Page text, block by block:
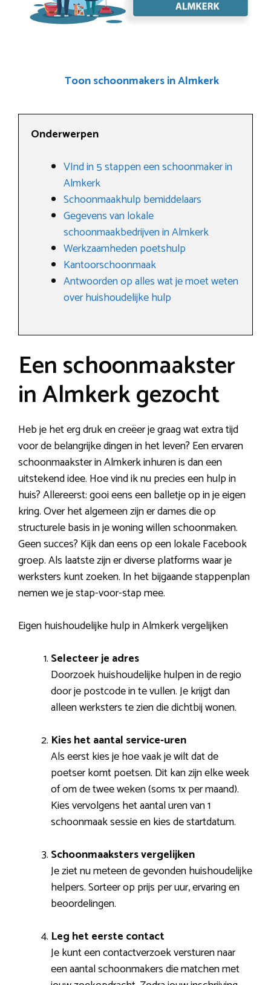
Toon schoonmakers in Almkerk
Onderwerpen
VInd in 5 stappen een schoonmaker in
Almkerk
Schoonmaakhulp bemiddelaars
Gegevens van lokale
schoonmaakbedrijven in Almkerk
Werkzaamheden poetshulp
Kantoorschoonmaak
Antwoorden op alles wat je moet weten
over huishoudelijke hulp
Een schoonmaakster
in Almkerk gezocht
Heb je het erg druk en creëer je graag wat extra tijd
voor de belangrijke dingen in het leven? Een ervaren
schoonmaakster in Almkerk inhuren is dan een
uitstekend idee. Hoe vind ik nu precies een hulp in
huis? Allereerst: gooi eens een balletje op in je eigen
kring. Over het algemeen zijn er dames die op
structurele basis in je woning willen schoonmaken.
Geen succes? Kijk dan eens op een lokale Facebook
groep. Als laatste zijn er diverse platforms waar je
werksters kunt zoeken. In het bijgaande stappenplan
nemen we je stap-voor-stap mee.
Eigen huishoudelijke hulp in Almkerk vergelijken
Selecteer je adres
Doorzoek huishoudelijke hulpen in de regio
door je postcode in te vullen. Je krijgt dan
alleen werksters te zien die dichtbij wonen.
Kies het aantal service-uren
Als eerst kies je hoe vaak je wilt dat de
poetser komt poetsen. Dit kan zijn elke week
of om de twee weken (soms 1x per maand).
Kies vervolgens het aantal uren van 1
schoonmaak sessie en kies de startdatum.
Schoonmaaksters vergelijken
Je ziet nu meteen de gevonden huishoudelijke
helpers. Sorteer op prijs per uur, ervaring en
beoordelingen.
Leg het eerste contact
Je kunt een contactverzoek versturen naar
een aantal schoonmakers die matchen met